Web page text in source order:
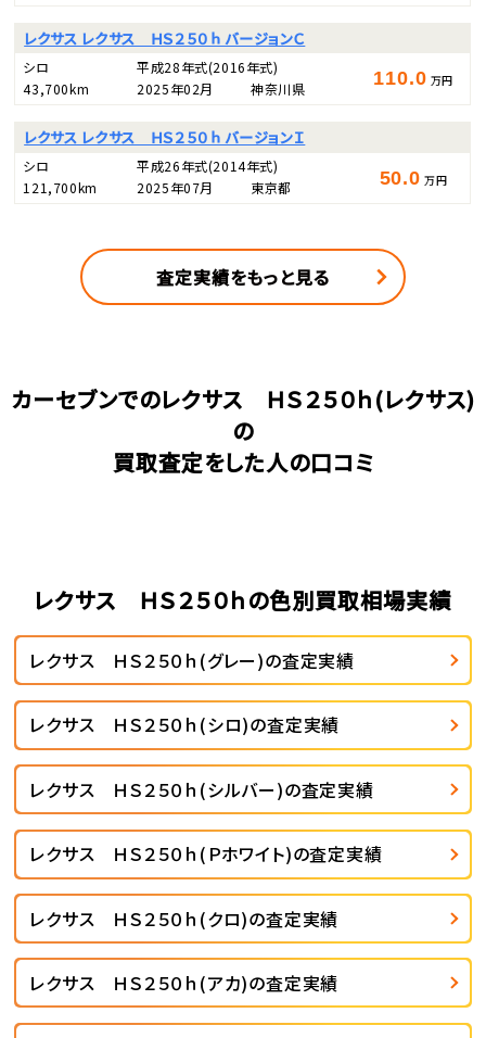
レクサス レクサス ＨＳ２５０ｈ バージョンＣ
シロ 平成28年式(2016年式)
43,700km
2025年02月 神奈川県 110.0 万円
レクサス レクサス ＨＳ２５０ｈ バージョンＩ
シロ 平成26年式(2014年式)
121,700km
2025年07月 東京都 50.0 万円
査定実績をもっと見る
カーセブンでのレクサス ＨＳ２５０ｈ(レクサス)
の
買取査定をした人の口コミ
レクサス ＨＳ２５０ｈの色別買取相場実績
レクサス ＨＳ２５０ｈ(グレー)の査定実績
レクサス ＨＳ２５０ｈ(シロ)の査定実績
レクサス ＨＳ２５０ｈ(シルバー)の査定実績
レクサス ＨＳ２５０ｈ(Ｐホワイト)の査定実績
レクサス ＨＳ２５０ｈ(クロ)の査定実績
レクサス ＨＳ２５０ｈ(アカ)の査定実績